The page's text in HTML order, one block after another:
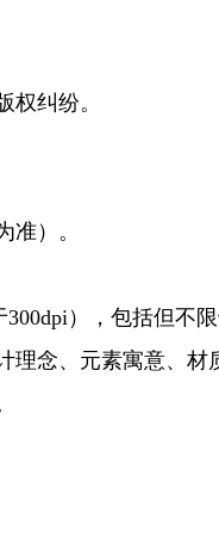
纠纷。
）。
），包括但不
理念、元素寓意、材